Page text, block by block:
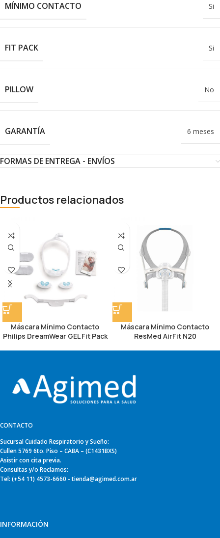
MÍNIMO CONTACTO Si
FIT PACK Si
PILLOW No
GARANTÍA 6 meses
FORMAS DE ENTREGA - ENVÍOS
Productos relacionados
Máscara Mínimo Contacto
Philips DreamWear GEL Fit Pack
Máscara Mínimo Contacto
ResMed AirFit N20
CONTACTO
Sucursal Cuidado Respiratorio y Sueño:
Cullen 5769 6to. Piso – CABA – (C1431BXS)
Asistir con cita previa.
Consultas y/o Reclamos:
Tel: (+54 11) 4573-6660 - tienda@agimed.com.ar
INFORMACIÓN